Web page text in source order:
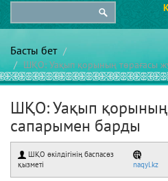
Басты бет
ШҚО: Уақып қорының төрағасы
ШҚО: Уақып қорының
сапарымен барды
ШҚО өкілдігінің баспасөз
қызметі
naqyl.kz